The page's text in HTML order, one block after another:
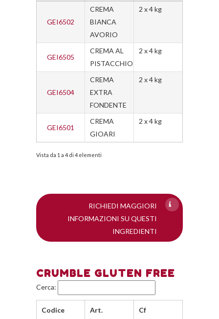
GEI6502
CREMA
BIANCA
AVORIO
2 x 4 kg
GEI6505
CREMA AL
PISTACCHIO
2 x 4 kg
GEI6504
CREMA
EXTRA
FONDENTE
2 x 4 kg
GEI6501
CREMA
GIOARI
2 x 4 kg
Vista da 1 a 4 di 4 elementi
RICHIEDI MAGGIORI
INFORMAZIONI SU QUESTI
INGREDIENTI
CRUMBLE GLUTEN FREE
Cerca:
Codice Art. Cf